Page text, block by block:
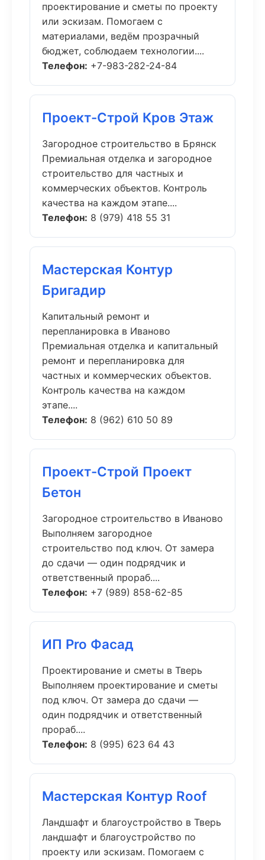
проектирование и сметы по проекту
или эскизам. Помогаем с
материалами, ведём прозрачный
бюджет, соблюдаем технологии....
Телефон: +7-983-282-24-84
Проект-Строй Кров Этаж
Загородное строительство в Брянск
Премиальная отделка и загородное
строительство для частных и
коммерческих объектов. Контроль
качества на каждом этапе....
Телефон: 8 (979) 418 55 31
Мастерская Контур
Бригадир
Капитальный ремонт и
перепланировка в Иваново
Премиальная отделка и капитальный
ремонт и перепланировка для
частных и коммерческих объектов.
Контроль качества на каждом
этапе....
Телефон: 8 (962) 610 50 89
Проект-Строй Проект
Бетон
Загородное строительство в Иваново
Выполняем загородное
строительство под ключ. От замера
до сдачи — один подрядчик и
ответственный прораб....
Телефон: +7 (989) 858-62-85
ИП Pro Фасад
Проектирование и сметы в Тверь
Выполняем проектирование и сметы
под ключ. От замера до сдачи —
один подрядчик и ответственный
прораб....
Телефон: 8 (995) 623 64 43
Мастерская Контур Roof
Ландшафт и благоустройство в Тверь
ландшафт и благоустройство по
проекту или эскизам. Помогаем с